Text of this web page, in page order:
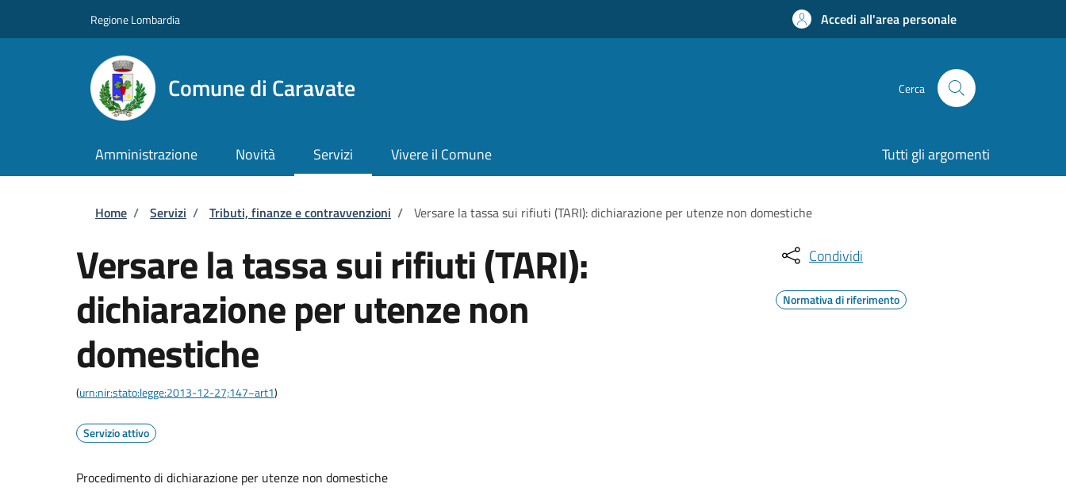
Regione Lombardia Accedi all'area personale
Comune di Caravate Cerca
Amministrazione Novità Servizi Vivere il Comune Tutti gli argomenti
Briciole di pane
Home / Servizi / Tributi, finanze e contravvenzioni / Versare la tassa sui rifiuti (TARI): dichiarazione per utenze non domestiche
Versare la tassa sui rifiuti (TARI):
dichiarazione per utenze non
domestiche
(urn:nir:stato:legge:2013-12-27;147~art1)
Servizio attivo
Procedimento di dichiarazione per utenze non domestiche
Condividi
Normativa di riferimento